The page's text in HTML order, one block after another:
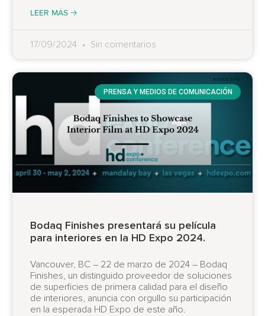
LEER MÁS 🡢
17/09/2024 Sin comentarios
PRENSA Y MEDIOS DE COMUNICACIÓN
Bodaq Finishes presentará su película
para interiores en la HD Expo 2024.
Vancouver, BC – 22 de marzo de 2024 – Bodaq
Finishes, un distinguido proveedor de soluciones
de superficies de primera calidad para el diseño
de interiores, anuncia con orgullo su participación
en la esperada HD Expo de este año.